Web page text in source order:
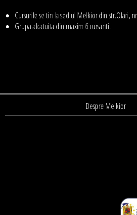
Cursurile se tin la sediul Melkior din str.Olari,
Grupa alcatuita din maxim 6 cursanti.
Despre Melkior